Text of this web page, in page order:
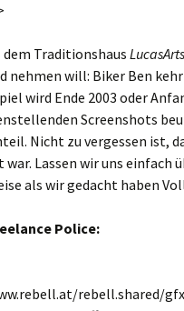
dem Traditionshaus LucasArts
nehmen will: Biker Ben
wird Ende 2003 oder
Screenshots
Nicht zu vergessen ist,
Lassen wir uns
als wir gedacht haben
Police:
rebell.shared/